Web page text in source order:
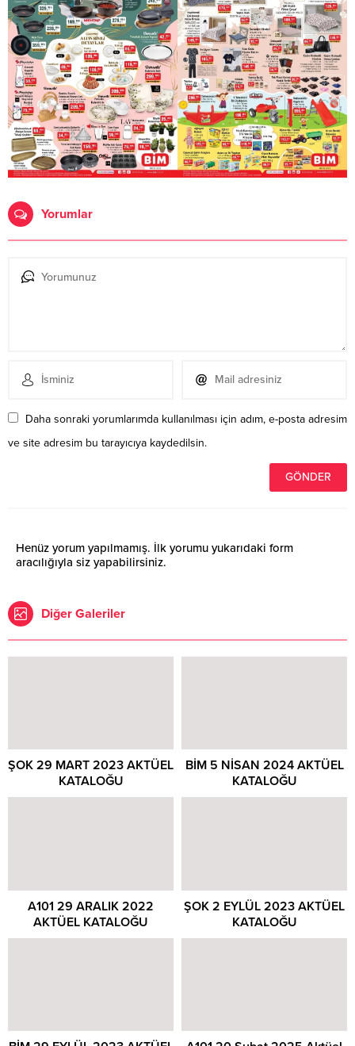
Yorumlar
Daha sonraki yorumlarımda kullanılması için adım, e-posta adresim
ve site adresim bu tarayıcıya kaydedilsin.
Henüz yorum yapılmamış. İlk yorumu yukarıdaki form
aracılığıyla siz yapabilirsiniz.
Diğer Galeriler
ŞOK 29 MART 2023 AKTÜEL
KATALOĞU
BİM 5 NİSAN 2024 AKTÜEL
KATALOĞU
A101 29 ARALIK 2022
AKTÜEL KATALOĞU
ŞOK 2 EYLÜL 2023 AKTÜEL
KATALOĞU